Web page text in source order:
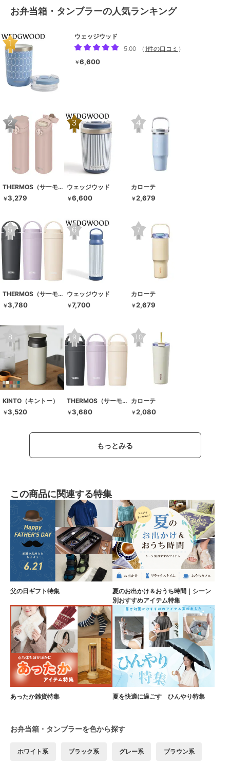
お弁当箱・タンブラーの人気ランキング
ウェッジウッド
5.00
（ 1件の口コミ ）
￥6,600
THERMOS（サーモス）
￥3,279
ウェッジウッド
￥6,600
カローテ
￥2,679
THERMOS（サーモス）
￥3,780
ウェッジウッド
￥7,700
カローテ
￥2,679
KINTO（キントー）
￥3,520
THERMOS（サーモス）
￥3,680
カローテ
￥2,080
もっとみる
この商品に関連する特集
父の日ギフト特集
夏のお出かけ＆おうち時間｜シーン
別おすすめアイテム特集
あったか雑貨特集 夏を快適に過ごす ひんやり特集
お弁当箱・タンブラーを色から探す
ホワイト系 ブラック系 グレー系 ブラウン系